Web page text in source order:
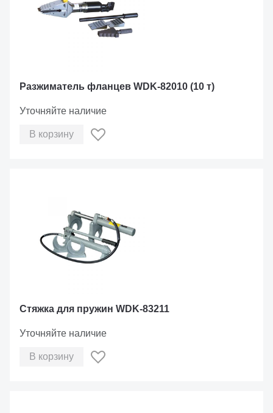
Разжиматель фланцев WDK-82010 (10 т)
Уточняйте наличие
В корзину
Стяжка для пружин WDK-83211
Уточняйте наличие
В корзину